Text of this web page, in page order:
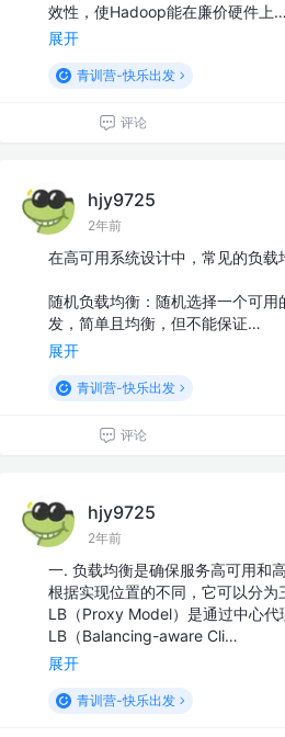
效性，使Hadoop能在廉价硬件上…
展开
青训营-快乐出发
评论
hjy9725
2年前
在高可用系统设计中，常见的负载
随机负载均衡：随机选择一个可用
发，简单且均衡，但不能保证…
展开
青训营-快乐出发
评论
hjy9725
2年前
一. 负载均衡是确保服务高可用和
根据实现位置的不同，它可以分为
LB（Proxy Model）是通过中心代
LB（Balancing-aware Cli…
展开
青训营-快乐出发